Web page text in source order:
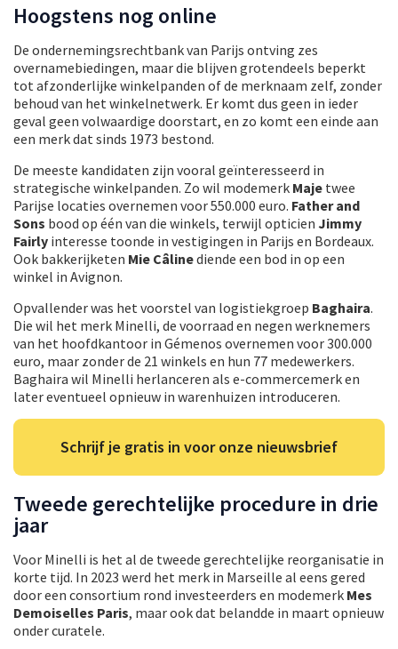
Hoogstens nog online
De ondernemingsrechtbank van Parijs ontving zes
overnamebiedingen, maar die blijven grotendeels beperkt
tot afzonderlijke winkelpanden of de merknaam zelf, zonder
behoud van het winkelnetwerk. Er komt dus geen in ieder
geval geen volwaardige doorstart, en zo komt een einde aan
een merk dat sinds 1973 bestond.
De meeste kandidaten zijn vooral geïnteresseerd in
strategische winkelpanden. Zo wil modemerk Maje twee
Parijse locaties overnemen voor 550.000 euro. Father and
Sons bood op één van die winkels, terwijl opticien Jimmy
Fairly interesse toonde in vestigingen in Parijs en Bordeaux.
Ook bakkerijketen Mie Câlinediende een bod in op een
winkel in Avignon.
Opvallender was het voorstel van logistiekgroep Baghaira.
Die wil het merk Minelli, de voorraad en negen werknemers
van het hoofdkantoor in Gémenos overnemen voor 300.000
euro, maar zonder de 21 winkels en hun 77 medewerkers.
Baghaira wil Minelli herlanceren als e-commercemerk en
later eventueel opnieuw in warenhuizen introduceren.
Schrijf je gratis in voor onze nieuwsbrief
Tweede gerechtelijke procedure in drie
jaar
Voor Minelli is het al de tweede gerechtelijke reorganisatie in
korte tijd. In 2023 werd het merk in Marseille al eens gered
door een consortium rond investeerders en modemerk Mes
Demoiselles Paris, maar ook dat belandde in maart opnieuw
onder curatele.